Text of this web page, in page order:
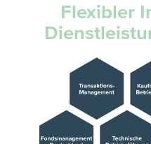
Flexibler